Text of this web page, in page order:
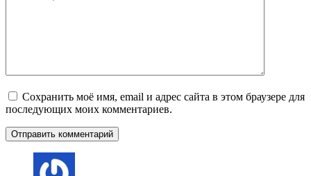
Сохранить моё имя, email и адрес сайта в этом браузере для
последующих моих комментариев.